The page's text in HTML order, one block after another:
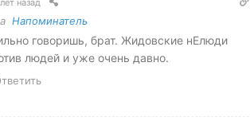
Напоминатель
говоришь, брат. Жидовские нЕлюди
людей и уже очень давно.